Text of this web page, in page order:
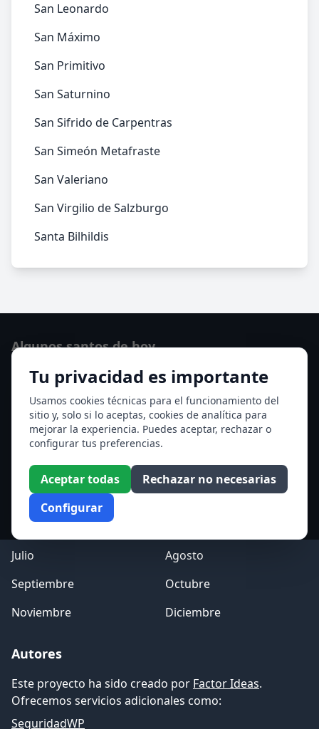
San Leonardo
San Máximo
San Primitivo
San Saturnino
San Sifrido de Carpentras
San Simeón Metafraste
San Valeriano
San Virgilio de Salzburgo
Santa Bilhildis
Tu privacidad es importante
Usamos cookies técnicas para el funcionamiento del
sitio y, solo si lo aceptas, cookies de analítica para
mejorar la experiencia. Puedes aceptar, rechazar o
configurar tus preferencias.
Aceptar todas
Rechazar no necesarias
Configurar
Algunos santos de hoy
San Hormisda papa
Ver todos los santos de hoy
Acceso a los Meses
Enero
Febrero
Marzo
Abril
Mayo
Julio
Agosto
Septiembre
Octubre
Noviembre
Diciembre
Autores
Este proyecto ha sido creado por Factor Ideas.
Ofrecemos servicios adicionales como:
SeguridadWP